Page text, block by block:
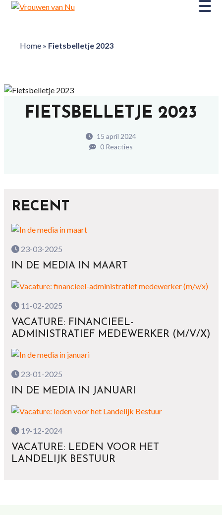
Home» Fietsbelletje 2023
FIETSBELLETJE 2023
15 april 2024
0 Reacties
RECENT
23-03-2025
IN DE MEDIA IN MAART
11-02-2025
VACATURE: FINANCIEEL-
ADMINISTRATIEF MEDEWERKER (M/V/X)
23-01-2025
IN DE MEDIA IN JANUARI
19-12-2024
VACATURE: LEDEN VOOR HET
LANDELIJK BESTUUR